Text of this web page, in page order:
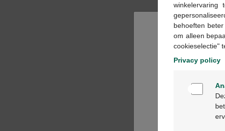
behoeften
om alleen
cookieselectie"
Privacy policy